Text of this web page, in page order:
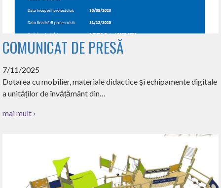
COMUNICAT DE PRESĂ
7/11/2025
Dotarea cu mobilier, materiale didactice și echipamente digitale
a unităților de învățământ din…
mai mult ›